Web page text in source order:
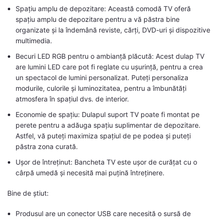
Spațiu amplu de depozitare: Această comodă TV oferă
spațiu amplu de depozitare pentru a vă păstra bine
organizate și la îndemână reviste, cărți, DVD-uri și dispozitive
multimedia.
Becuri LED RGB pentru o ambianță plăcută: Acest dulap TV
are lumini LED care pot fi reglate cu ușurință, pentru a crea
un spectacol de lumini personalizat. Puteți personaliza
modurile, culorile și luminozitatea, pentru a îmbunătăți
atmosfera în spațiul dvs. de interior.
Economie de spațiu: Dulapul suport TV poate fi montat pe
perete pentru a adăuga spațiu suplimentar de depozitare.
Astfel, vă puteți maximiza spațiul de pe podea și puteți
păstra zona curată.
Ușor de întreținut: Bancheta TV este ușor de curățat cu o
cârpă umedă și necesită mai puțină întreținere.
Bine de știut:
Produsul are un conector USB care necesită o sursă de